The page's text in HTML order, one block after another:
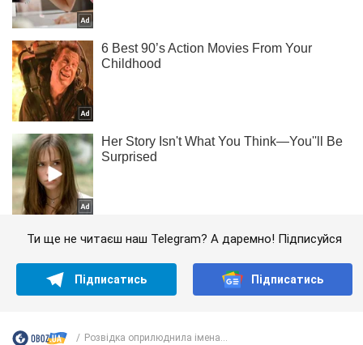
Ти ще не читаєш наш Telegram? А даремно! Підписуйся
Підписатись Підписатись
Розвідка оприлюднила імена...